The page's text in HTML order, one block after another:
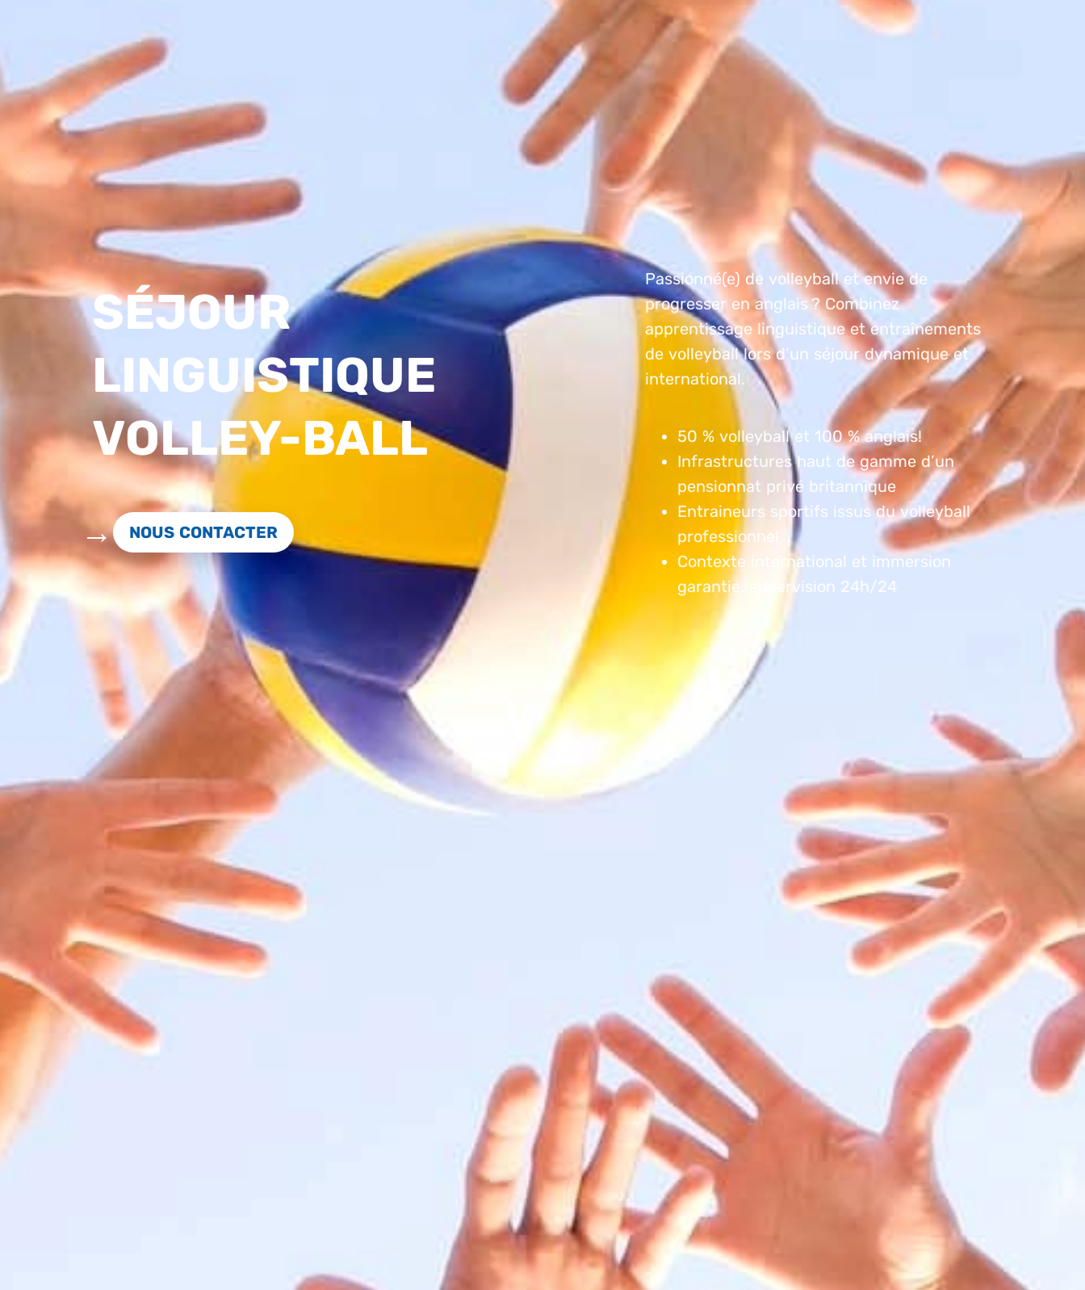
SÉJOUR
LINGUISTIQUE
VOLLEY-BALL
NOUS CONTACTER
Passionné(e) de volleyball et envie de
progresser en anglais ? Combinez
apprentissage linguistique et entraînements
de volleyball lors d’un séjour dynamique et
international.
50 % volleyball et 100 % anglais!
Infrastructures haut de gamme d’un
pensionnat privé britannique
Entraineurs sportifs issus du volleyball
professionnel
Contexte international et immersion
garantie, supervision 24h/24